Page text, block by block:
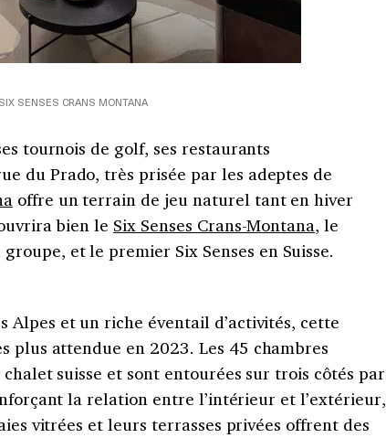
SIX SENSES CRANS MONTANA
tournois de golf, ses restaurants
du Prado, très prisée par les adeptes de
offre un terrain de jeu naturel tant en hiver
bien le Six Senses Crans-Montana, le
et le premier Six Senses en Suisse.
Alpes et un riche éventail d’activités, cette
plus attendue en 2023. Les 45 chambres
suisse et sont entourées sur trois côtés par
la relation entre l’intérieur et l’extérieur,
vitrées et leurs terrasses privées offrent des